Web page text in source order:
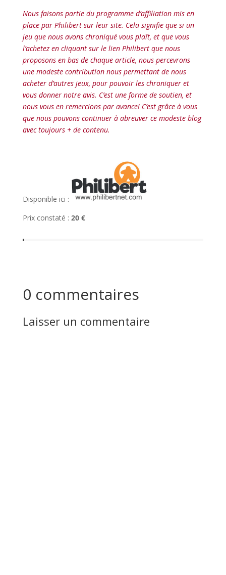
Nous faisons partie du programme d’affiliation mis en
place par Philibert sur leur site. Cela signifie que si un
jeu que nous avons chroniqué vous plaît, et que vous
l’achetez en cliquant sur le lien Philibert que nous
proposons en bas de chaque article, nous percevrons
une modeste contribution nous permettant de nous
acheter d’autres jeux, pour pouvoir les chroniquer et
vous donner notre avis. C’est une forme de soutien, et
nous vous en remercions par avance! C’est grâce à vous
que nous pouvons continuer à abreuver ce modeste blog
avec toujours + de contenu.
Disponible ici :
Prix constaté : 20 €
0 commentaires
Laisser un commentaire